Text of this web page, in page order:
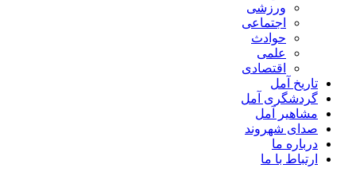
ورزشی
اجتماعی
حوادث
علمی
اقتصادی
تاریخ آمل
گردشگری آمل
مشاهیر آمل
صدای شهروند
درباره ما
ارتباط با ما